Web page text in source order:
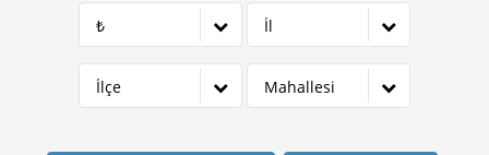
₺ İl
İlçe Mahallesi